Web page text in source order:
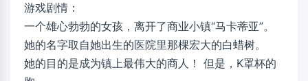
游戏剧情：
一个雄心勃勃的女孩，离开了商业小镇“马卡蒂亚”。
她的名字取自她出生的医院里那棵宏大的白蜡树。
她的目的是成为镇上最伟大的商人！ 但是，K罩杯的